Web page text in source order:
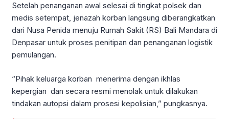
Setelah penanganan awal selesai di tingkat polsek dan
medis setempat, jenazah korban langsung diberangkatkan
dari Nusa Penida menuju Rumah Sakit (RS) Bali Mandara di
Denpasar untuk proses penitipan dan penanganan logistik
pemulangan.
“Pihak keluarga korban menerima dengan ikhlas
kepergian dan secara resmi menolak untuk dilakukan
tindakan autopsi dalam prosesi kepolisian,” pungkasnya.